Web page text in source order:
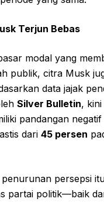
Terjun Bebas
modal yang
publik, citra Musk
data jajak
Silver Bulletin, kini
pandangan
dari 45 persen
persepsi
partai politik—baik